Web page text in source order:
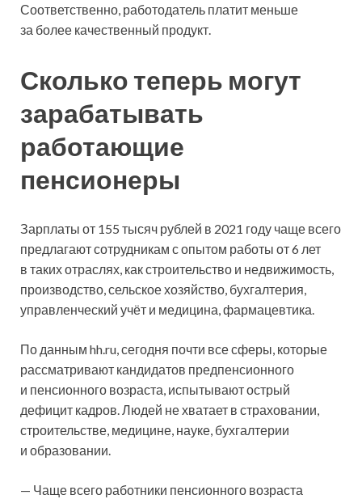
Соответственно, работодатель платит меньше
за более качественный продукт.
Сколько теперь могут
зарабатывать
работающие
пенсионеры
Зарплаты от 155 тысяч рублей в 2021 году чаще всего
предлагают сотрудникам с опытом работы от 6 лет
в таких отраслях, как строительство и недвижимость,
производство, сельское хозяйство, бухгалтерия,
управленческий учёт и медицина, фармацевтика.
По данным hh.ru, сегодня почти все сферы, которые
рассматривают кандидатов предпенсионного
и пенсионного возраста, испытывают острый
дефицит кадров. Людей не хватает в страховании,
строительстве, медицине, науке, бухгалтерии
и образовании.
— Чаще всего работники пенсионного возраста